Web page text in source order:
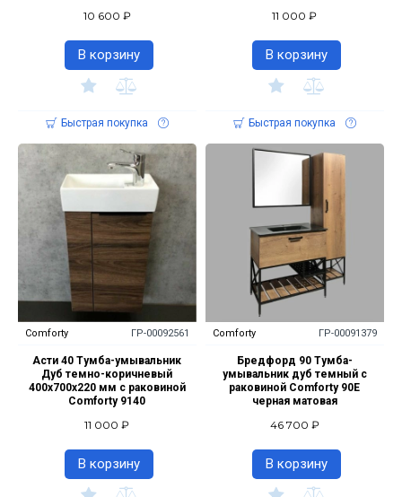
10 600 ₽
В корзину
Быстрая покупка
11 000 ₽
В корзину
Быстрая покупка
Comforty ГР-00092561
Асти 40 Тумба-умывальник
Дуб темно-коричневый
400x700x220 мм с раковиной
Comforty 9140
11 000 ₽
В корзину
Comforty ГР-00091379
Бредфорд 90 Тумба-
умывальник дуб темный с
раковиной Comforty 90E
черная матовая
46 700 ₽
В корзину